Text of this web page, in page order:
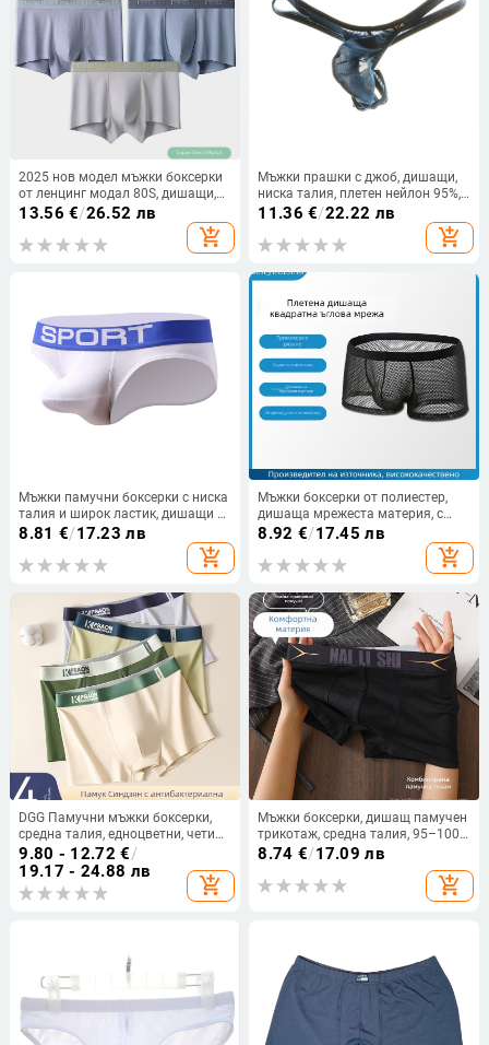
2025 нов модел мъжки боксерки
от ленцинг модал 80S, дишащи,
едноцветни, безшевни, средна
13.56 €/26.52 лв
add_shopping_cart
Мъжки прашки с джоб, дишащи,
ниска талия, плетен нейлон 95%,
едноцветен модел
11.36 €/22.22 лв
add_shopping_cart
Мъжки памучни боксерки с ниска
талия и широк ластик, дишащи и
еластични
8.81 €/17.23 лв
add_shopping_cart
Мъжки боксерки от полиестер,
дишаща мрежеста материя, с
нисък талия, 70-80% полиестер,
8.92 €/17.45 лв
add_shopping_cart
DGG Памучни мъжки боксерки,
средна талия, едноцветни, четири
панела, дишащи и
антибактериални
9.80 - 12.72 €/
19.17 - 24.88 лв
add_shopping_cart
Мъжки боксерки, дишащ памучен
трикотаж, средна талия, 95–100%
памук
8.74 €/17.09 лв
add_shopping_cart